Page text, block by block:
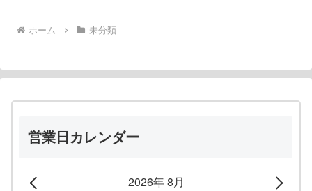
ホーム 未分類
営業日カレンダー
2026年 8月